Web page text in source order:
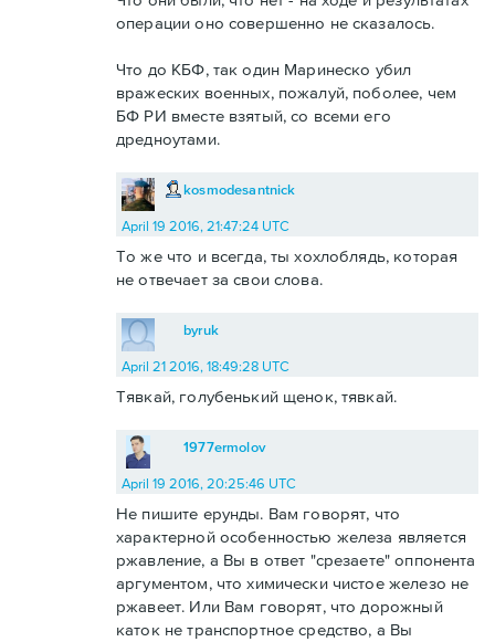
операции оно совершенно не сказалось.
Что до КБФ, так один Маринеско убил
вражеских военных, пожалуй, поболее, чем
БФ РИ вместе взятый, со всеми его
дредноутами.
kosmodesantnick
April 19 2016, 21:47:24 UTC
То же что и всегда, ты хохлоблядь, которая
не отвечает за свои слова.
byruk
April 21 2016, 18:49:28 UTC
Тявкай, голубенький щенок, тявкай.
1977ermolov
April 19 2016, 20:25:46 UTC
Не пишите ерунды. Вам говорят, что
характерной особенностью железа является
ржавление, а Вы в ответ "срезаете" оппонента
аргументом, что химически чистое железо не
ржавеет. Или Вам говорят, что дорожный
каток не транспортное средство, а Вы